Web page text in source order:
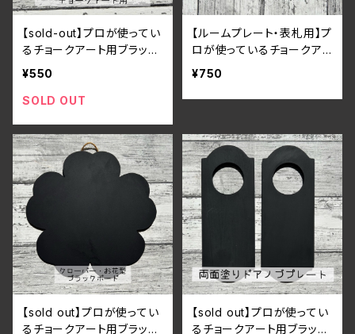
【sold-out】プロが使ってい
るチョークアート用ブラック
ボード
¥550
SOLD OUT
【ルームプレート・表札用】プ
ロが使っているチョークア
ート用ブラックボード2枚セ
¥750
【sold out】プロが使ってい
るチョークアート用ブラック
【sold out】プロが使ってい
るチョークアート用ブラック